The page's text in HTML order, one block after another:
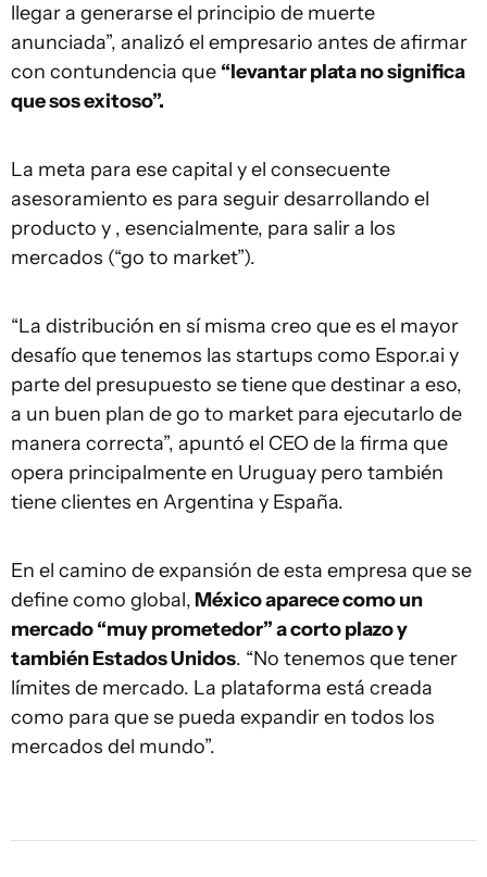
llegar a generarse el principio de muerte
anunciada”, analizó el empresario antes de afirmar
con contundencia que “levantar plata no significa
que sos exitoso”.
La meta para ese capital y el consecuente
asesoramiento es para seguir desarrollando el
producto y , esencialmente, para salir a los
mercados (“go to market”).
“La distribución en sí misma creo que es el mayor
desafío que tenemos las startups como Espor.ai y
parte del presupuesto se tiene que destinar a eso,
a un buen plan de go to market para ejecutarlo de
manera correcta”, apuntó el CEO de la firma que
opera principalmente en Uruguay pero también
tiene clientes en Argentina y España.
En el camino de expansión de esta empresa que se
define como global, México aparece como un
mercado “muy prometedor” a corto plazo y
también Estados Unidos. “No tenemos que tener
límites de mercado. La plataforma está creada
como para que se pueda expandir en todos los
mercados del mundo”.